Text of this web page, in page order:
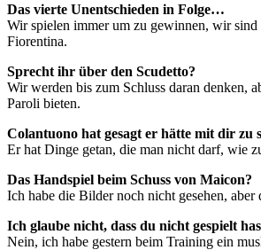
Das vierte Unentschieden in Folge…
Wir spielen immer um zu gewinnen, wir sind
Fiorentina.
Sprecht ihr über den Scudetto?
Wir werden bis zum Schluss daran denken,
Paroli bieten.
Colantuono hat gesagt er hätte mit dir zu
Er hat Dinge getan, die man nicht darf, wie
Das Handspiel beim Schuss von Maicon?
Ich habe die Bilder noch nicht gesehen,
Ich glaube nicht, dass du nicht gespielt
Nein, ich habe gestern beim Training ein